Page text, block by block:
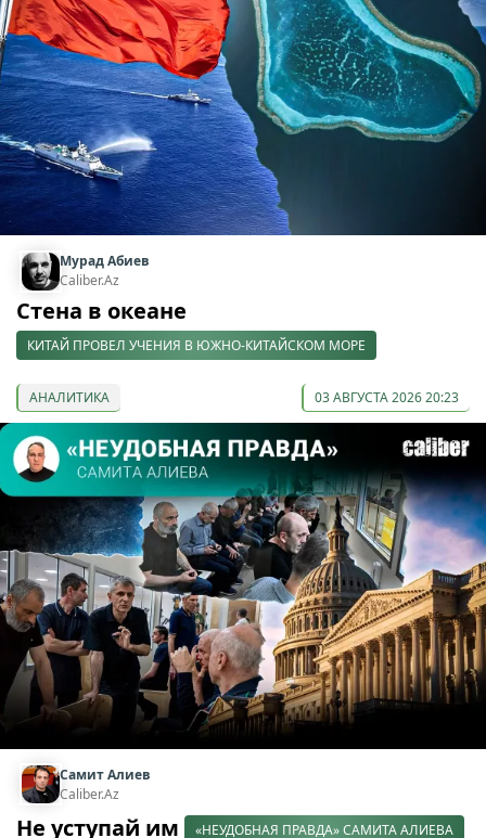
Мурад Абиев
Caliber.Az
Стена в океане
КИТАЙ ПРОВЕЛ УЧЕНИЯ В ЮЖНО-КИТАЙСКОМ МОРЕ
АНАЛИТИКА 03 АВГУСТА 2026 20:23
Самит Алиев
Caliber.Az
Не уступай им «НЕУДОБНАЯ ПРАВДА» САМИТА АЛИЕВА